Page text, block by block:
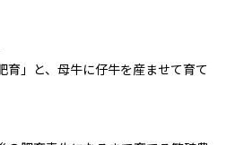
育」と、母牛に仔牛を産ませて育て